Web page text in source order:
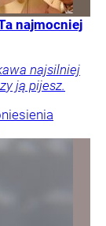
najmocniej
najsilniej
ją pijesz.